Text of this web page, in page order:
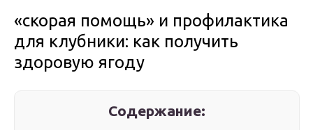
«скорая помощь» и профилактика
для клубники: как получить
здоровую ягоду
Содержание: